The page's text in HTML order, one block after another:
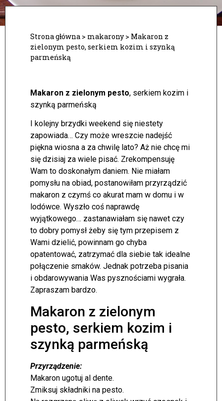
Strona główna > makarony > Makaron z
zielonym pesto, serkiem kozim i szynką
parmeńską
Makaron z zielonym pesto, serkiem kozim i
szynką parmeńską
I kolejny brzydki weekend się niestety
zapowiada… Czy może wreszcie nadejść
piękna wiosna a za chwilę lato? Aż nie chcę mi
się dzisiaj za wiele pisać. Zrekompensuję
Wam to doskonałym daniem. Nie miałam
pomysłu na obiad, postanowiłam przyrządzić
makaron z czymś co akurat mam w domu i w
lodówce. Wyszło coś naprawdę
wyjątkowego… zastanawiałam się nawet czy
to dobry pomysł żeby się tym przepisem z
Wami dzielić, powinnam go chyba
opatentować, zatrzymać dla siebie tak idealne
połączenie smaków. Jednak potrzeba pisania
i obdarowywania Was pysznościami wygrała.
Zapraszam bardzo.
Makaron z zielonym
pesto, serkiem kozim i
szynką parmeńską
Przyrządzenie:
Makaron ugotuj al dente.
Zmiksuj składniki na pesto.